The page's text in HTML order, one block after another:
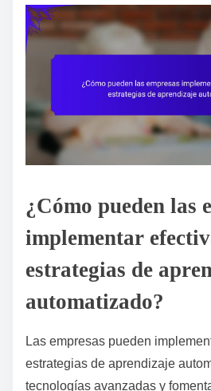
¿Cómo pueden las
implementar
estrategias de
automatizado?
Las empresas pueden
estrategias de aprendizaje
tecnologías avanzadas y